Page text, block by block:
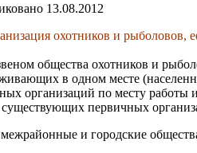
13.08.2012
охотников и рыболовов,
общества охотников и
в одном месте
организаций по месту работы
первичных
и городские